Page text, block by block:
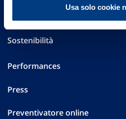
Usa solo cookie
Altre informazioni
Sostenibilità
Performances
Press
Preventivatore online